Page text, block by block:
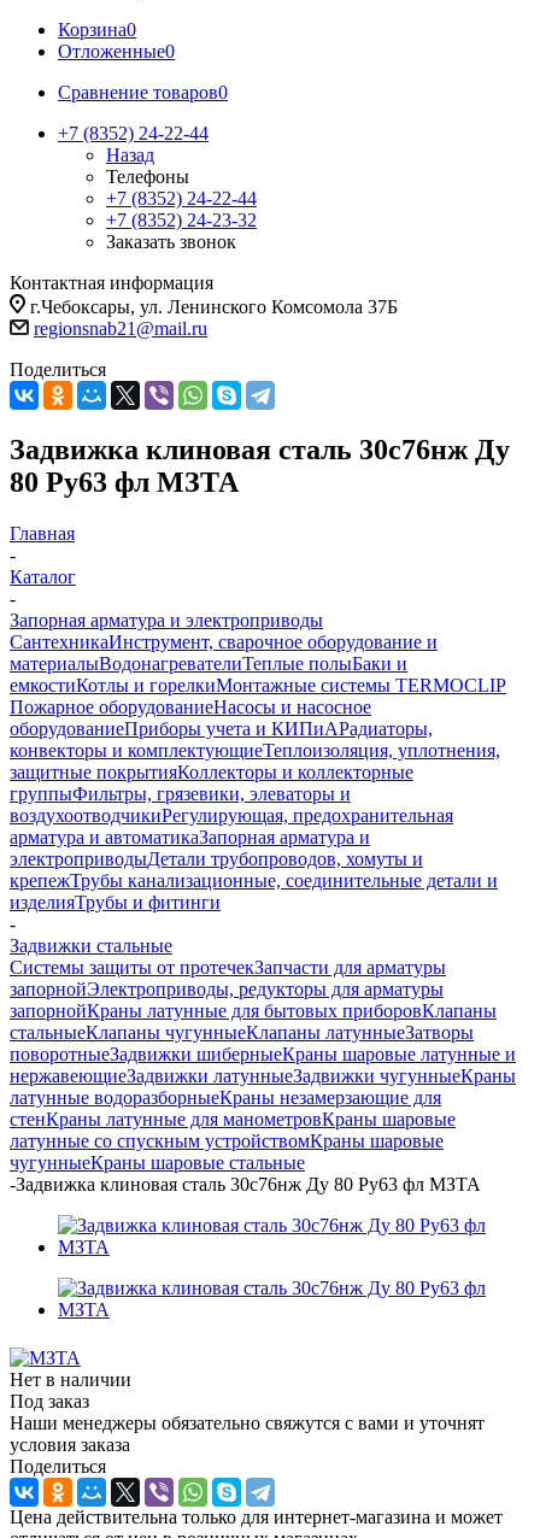
Корзина0
Отложенные0
Сравнение товаров0
+7 (8352) 24-22-44
Назад
Телефоны
+7 (8352) 24-22-44
+7 (8352) 24-23-32
Заказать звонок
Контактная информация
г.Чебоксары, ул. Ленинского Комсомола 37Б
regionsnab21@mail.ru
Поделиться
Задвижка клиновая сталь 30с76нж Ду
80 Ру63 фл МЗТА
Главная
-
Каталог
-
Запорная арматура и электроприводы
СантехникаИнструмент, сварочное оборудование и
материалыВодонагревателиТеплые полыБаки и
емкостиКотлы и горелкиМонтажные системы TERMOCLIP
Пожарное оборудованиеНасосы и насосное
оборудованиеПриборы учета и КИПиАРадиаторы,
конвекторы и комплектующиеТеплоизоляция, уплотнения,
защитные покрытияКоллекторы и коллекторные
группыФильтры, грязевики, элеваторы и
воздухоотводчикиРегулирующая, предохранительная
арматура и автоматикаЗапорная арматура и
электроприводыДетали трубопроводов, хомуты и
крепежТрубы канализационные, соединительные детали и
изделияТрубы и фитинги
-
Задвижки стальные
Системы защиты от протечекЗапчасти для арматуры
запорнойЭлектроприводы, редукторы для арматуры
запорнойКраны латунные для бытовых приборовКлапаны
стальныеКлапаны чугунныеКлапаны латунныеЗатворы
поворотныеЗадвижки шиберныеКраны шаровые латунные и
нержавеющиеЗадвижки латунныеЗадвижки чугунныеКраны
латунные водоразборныеКраны незамерзающие для
стенКраны латунные для манометровКраны шаровые
латунные со спускным устройствомКраны шаровые
чугунныеКраны шаровые стальные
-Задвижка клиновая сталь 30с76нж Ду 80 Ру63 фл МЗТА
Нет в наличии
Под заказ
Наши менеджеры обязательно свяжутся с вами и уточнят
условия заказа
Поделиться
Цена действительна только для интернет-магазина и может